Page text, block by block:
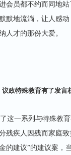
会员都不约而同地
默地流淌，让人感
人才的那份大爱。
政特殊教育有了发言
这一系列与特殊教育
残疾人因残而家庭
的建议”的建议案，